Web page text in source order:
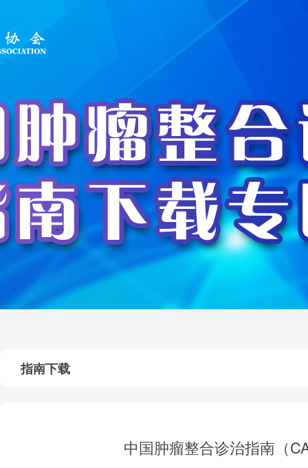
指南下载
中国肿瘤整合诊治指南（